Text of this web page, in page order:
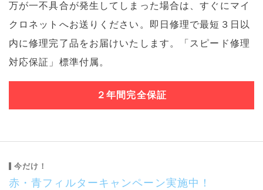
万が一不具合が発生してしまった場合は、すぐにマイ
クロネットへお送りください。即日修理で最短３日以
内に修理完了品をお届けいたします。「スピード修理
対応保証」標準付属。
２年間完全保証
今だけ！
赤・青フィルターキャンペーン実施中！